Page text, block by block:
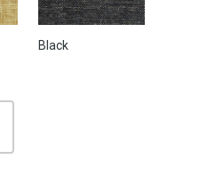
Black